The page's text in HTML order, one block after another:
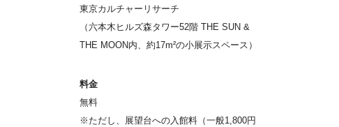
東京カルチャーリサーチ
（六本木ヒルズ森タワー52階 THE SUN &
THE MOON内、約17m²の小展示スペース）
料金
無料
※ただし、展望台への入館料（一般1,800円